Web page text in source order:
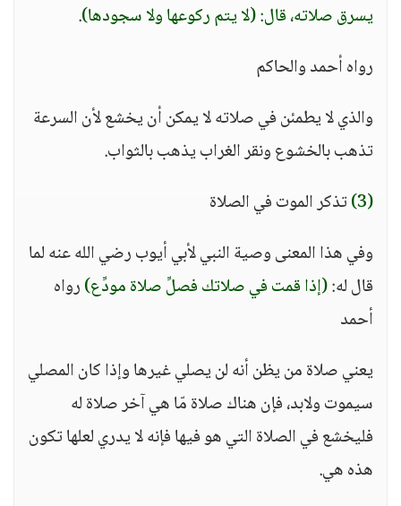
يسرق صلاته، قال: (لا يتم ركوعها ولا سجودها).
رواه أحمد والحاكم
والذي لا يطمئن في صلاته لا يمكن أن يخشع لأن السرعة
تذهب بالخشوع ونقر الغراب يذهب بالثواب.
(3)
تذكر الموت في الصلاة
وفي هذا المعنى وصية النبي لأبي أيوب رضي الله عنه لما
قال له:(إذا قمت في صلاتك فصلِّ صلاة مودِّع)رواه
أحمد
يعني صلاة من يظن أنه لن يصلي غيرها وإذا كان المصلي
سيموت ولابد، فإن هناك صلاة مّا هي آخر صلاة له
فليخشع في الصلاة التي هو فيها فإنه لا يدري لعلها تكون
هذه هي.